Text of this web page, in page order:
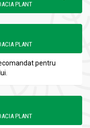
PLANT
PLANT
pentru
PLANT